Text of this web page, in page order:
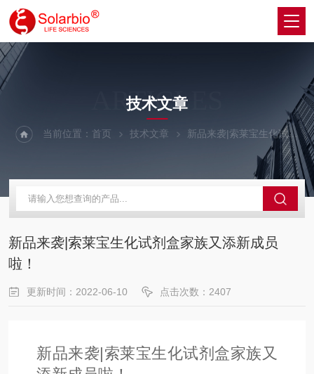
ARTICLES
技术文章
当前位置：首页 技术文章 新品来袭|索莱宝生化试剂盒家族又添新成员啦！
新品来袭|索莱宝生化试剂盒家族又添新成员
啦！
更新时间：2022-06-10 点击次数：2407
新品来袭|索莱宝生化试剂盒家族又